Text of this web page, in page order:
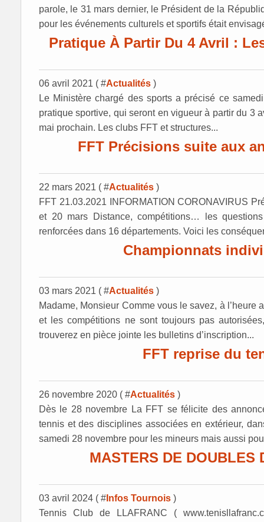
parole, le 31 mars dernier, le Président de la
pour les événements culturels et sportifs était
Pratique À Partir Du 4 Avril :
06 avril 2021 ( #Actualités )
Le Ministère chargé des sports a précisé ce
pratique sportive, qui seront en vigueur à partir du 3
mai prochain. Les clubs FFT et structures...
FFT Précisions suite aux
22 mars 2021 ( #Actualités )
FFT 21.03.2021 INFORMATION CORONAVIRUS
et 20 mars Distance, compétitions… les
renforcées dans 16 départements. Voici les
Championnats
03 mars 2021 ( #Actualités )
Madame, Monsieur Comme vous le savez, à
et les compétitions ne sont toujours pas
trouverez en pièce jointe les bulletins d’inscription...
FFT reprise du
26 novembre 2020 ( #Actualités )
Dès le 28 novembre La FFT se félicite des
tennis et des disciplines associées en extérieur,
samedi 28 novembre pour les mineurs mais aussi
MASTERS DE DOUBLES
03 avril 2024 ( # Infos Tournois )
Tennis Club de LLAFRANC (